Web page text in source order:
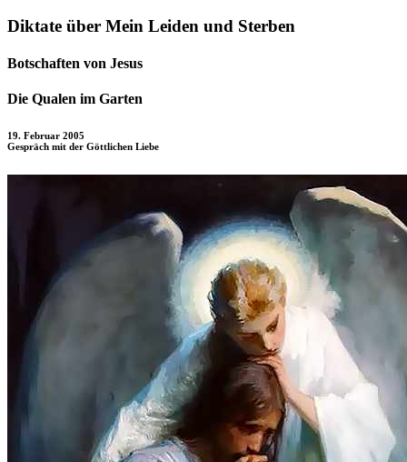
Diktate über Mein Leiden und Sterben
Botschaften von Jesus
Die Qualen im Garten
19. Februar 2005
Gespräch mit der Göttlichen Liebe